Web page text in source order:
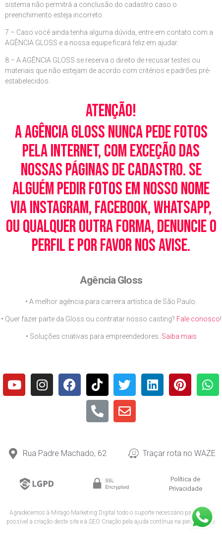
sistema não permitrá a conclusão do cadastro caso o
preenchimento esteja incorreto.
7 – Caso você ainda tenha alguma dúvida, entre em contato com a
AGÊNCIA GLOSS e a nossa equipe ficará feliz em ajudar.
8 – A AGÊNCIA GLOSS se reserva o direito de recusar testes ou
materiais que não estejam de acordo com critérios e padrões pré-
estabelecidos.
Atenção!
A Agência Gloss nunca pede fotos
pela Internet, com exceção das
nossas páginas de cadastro. Se
alguém pedir fotos em nosso nome
via Instagram, Facebook, WhatsApp,
ou qualquer outra forma, denuncie o
perfil e por favor nos avise.
Agência Gloss
• A melhor agência para carreira artística de São Paulo.
• Quer fazer parte da Gloss ou contratar nosso casting? Fale conosco!
• Soluções criativas para empreendedores. Saiba mais
Rua Padre Machado, 62 Traçar rota no WAZE
Política de
Privacidade
Agradecemos à Mirago Marketing Digital todo o suporte necessário para tornar
possível a criação deste site e à SEO Criaçãopela ajuda contínua na performance.